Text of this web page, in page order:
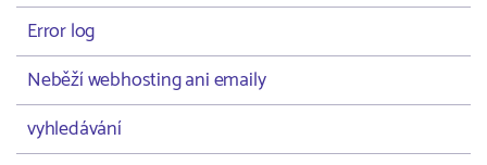
Error log
Neběží webhosting ani emaily
vyhledávání